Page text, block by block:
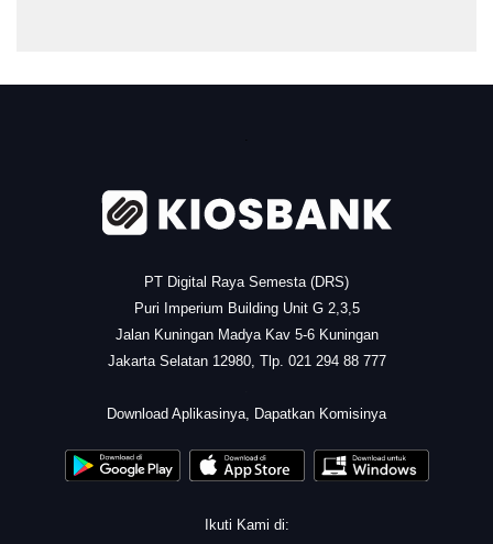
PT Digital Raya Semesta (DRS)
Puri Imperium Building Unit G 2,3,5
Jalan Kuningan Madya Kav 5-6 Kuningan
Jakarta Selatan 12980, Tlp. 021 294 88 777
Download Aplikasinya, Dapatkan Komisinya
Ikuti Kami di: